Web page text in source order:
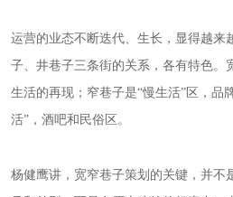
运营的业态不断迭代、生长，显得越来
子、井巷子三条街的关系，各有特色。
生活的再现；窄巷子是“慢生活”区，品
活”，酒吧和民俗区。
杨健鹰讲，宽窄巷子策划的关键，并不